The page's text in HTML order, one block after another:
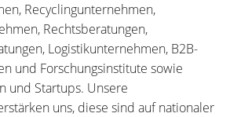
Recyclingunternehmen,
Rechtsberatungen,
Logistikunternehmen, B2B-
und Forschungsinstitute sowie
und Startups. Unsere
uns, diese sind auf nationaler